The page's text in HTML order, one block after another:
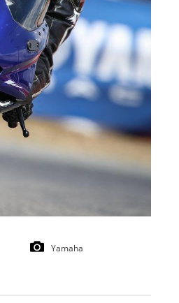
Yamaha